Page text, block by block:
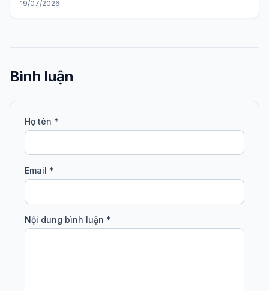
19/07/2026
Bình luận
Họ tên *
Email *
Nội dung bình luận *